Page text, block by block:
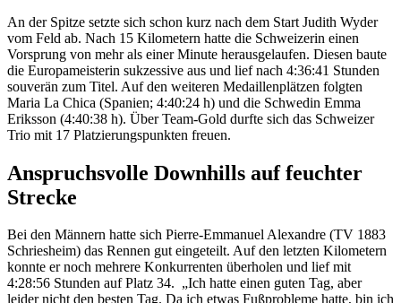
An der Spitze setzte sich schon kurz nach dem Start Judith Wyder
vom Feld ab. Nach 15 Kilometern hatte die Schweizerin einen
Vorsprung von mehr als einer Minute herausgelaufen. Diesen baute
die Europameisterin sukzessive aus und lief nach 4:36:41 Stunden
souverän zum Titel. Auf den weiteren Medaillenplätzen folgten
Maria La Chica (Spanien; 4:40:24 h) und die Schwedin Emma
Eriksson (4:40:38 h). Über Team-Gold durfte sich das Schweizer
Trio mit 17 Platzierungspunkten freuen.
Anspruchsvolle Downhills auf feuchter
Strecke
Bei den Männern hatte sich Pierre-Emmanuel Alexandre (TV 1883
Schriesheim) das Rennen gut eingeteilt. Auf den letzten Kilometern
konnte er noch mehrere Konkurrenten überholen und lief mit
4:28:56 Stunden auf Platz 34. „Ich hatte einen guten Tag, aber
leider nicht den besten Tag. Da ich etwas Fußprobleme hatte, bin ich